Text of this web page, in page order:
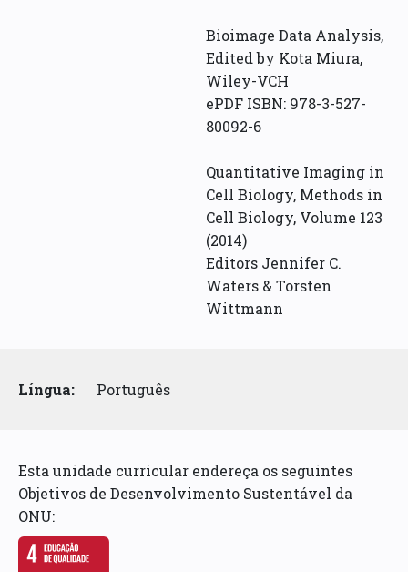
Bioimage Data Analysis,
Edited by Kota Miura,
Wiley-VCH
ePDF ISBN: 978-3-527-
80092-6
Quantitative Imaging in
Cell Biology, Methods in
Cell Biology, Volume 123
(2014)
Editors Jennifer C.
Waters & Torsten
Wittmann
Língua: Português
Esta unidade curricular endereça os seguintes
Objetivos de Desenvolvimento Sustentável da
ONU: